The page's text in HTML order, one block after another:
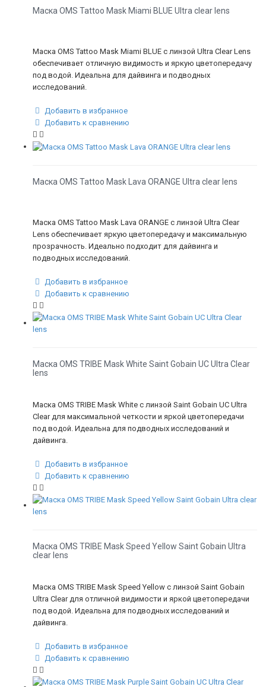
Маска OMS Tattoo Mask Miami BLUE Ultra clear lens
Маска OMS Tattoo Mask Miami BLUE с линзой Ultra Clear Lens
обеспечивает отличную видимость и яркую цветопередачу
под водой. Идеальна для дайвинга и подводных
исследований.
Добавить в избранное
Добавить к сравнению
Маска OMS Tattoo Mask Lava ORANGE Ultra clear lens
Маска OMS Tattoo Mask Lava ORANGE с линзой Ultra Clear
Lens обеспечивает яркую цветопередачу и максимальную
прозрачность. Идеально подходит для дайвинга и
подводных исследований.
Добавить в избранное
Добавить к сравнению
Маска OMS TRIBE Mask White Saint Gobain UC Ultra Clear
lens
Маска OMS TRIBE Mask White с линзой Saint Gobain UC Ultra
Clear для максимальной четкости и яркой цветопередачи
под водой. Идеальна для подводных исследований и
дайвинга.
Добавить в избранное
Добавить к сравнению
Маска OMS TRIBE Mask Speed Yellow Saint Gobain Ultra
clear lens
Маска OMS TRIBE Mask Speed Yellow с линзой Saint Gobain
Ultra Clear для отличной видимости и яркой цветопередачи
под водой. Идеальна для подводных исследований и
дайвинга.
Добавить в избранное
Добавить к сравнению